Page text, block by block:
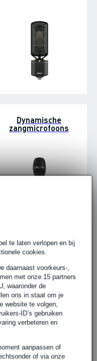
te laten verlopen en bij
cookies.
daarnaast voorkeurs-,
met onze 15 partners
waaronder de
ons in staat om je
website te volgen,
ID’s gebruiken
verbeteren en
aanpassen of
of via onze
Dynamische
zangmicrofoons
Drummicrofoon-sets